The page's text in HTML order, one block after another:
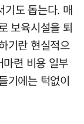
기도 돕는다. 매
보육시설을 퇴
기란 현실적으
련 비용 일부
기에는 턱없이